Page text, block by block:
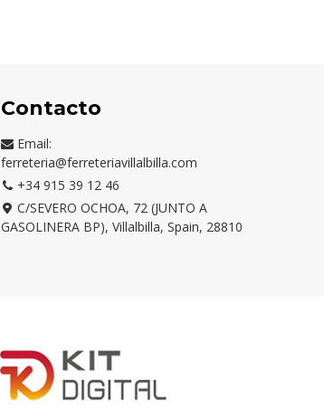
Contacto
Email:
ferreteria@ferreteriavillalbilla.com
+34 915 39 12 46
C/SEVERO OCHOA, 72 (JUNTO A
GASOLINERA BP), Villalbilla, Spain, 28810